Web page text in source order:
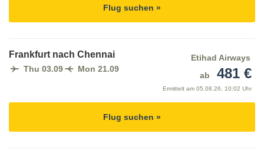
Flug suchen »
Frankfurt nach Chennai
Thu 03.09 Mon 21.09
Etihad Airways
ab
481 €
Ermittelt am 05.08.26, 10:02 Uhr
Flug suchen »